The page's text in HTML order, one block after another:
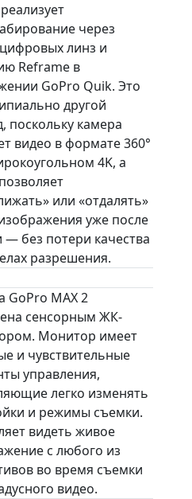
через
линз и
Reframe в
GoPro Quik. Это
другой
поскольку камера
видео в формате 360°
4K, а
или «отдалять»
уже после
— без потери качества
разрешения.
GoPro MAX 2
сенсорным ЖК-
Монитор имеет
и чувствительные
управления,
легко изменять
и режимы съемки.
видеть живое
с любого из
во время съемки
видео.